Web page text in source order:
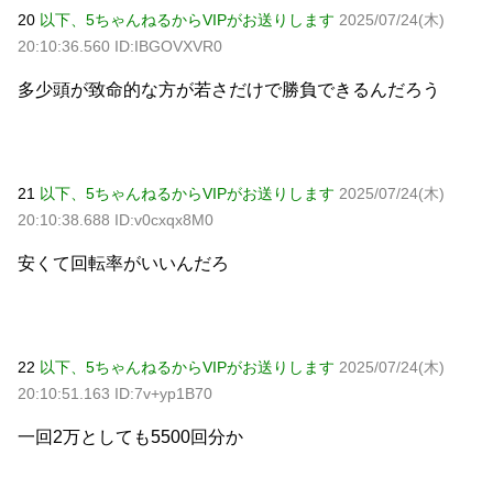
20 以下、5ちゃんねるからVIPがお送りします 2025/07/24(木)
20:10:36.560 ID:IBGOVXVR0
多少頭が致命的な方が若さだけで勝負できるんだろう
21 以下、5ちゃんねるからVIPがお送りします 2025/07/24(木)
20:10:38.688 ID:v0cxqx8M0
安くて回転率がいいんだろ
22 以下、5ちゃんねるからVIPがお送りします 2025/07/24(木)
20:10:51.163 ID:7v+yp1B70
一回2万としても5500回分か